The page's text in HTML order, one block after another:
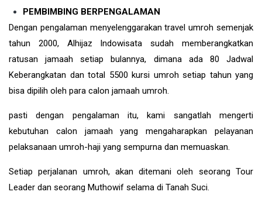
PEMBIMBING BERPENGALAMAN
Dengan pengalaman menyelenggarakan travel umroh semenjak
tahun 2000, Alhijaz Indowisata sudah memberangkatkan
ratusan jamaah setiap bulannya, dimana ada 80 Jadwal
Keberangkatan dan total 5500 kursi umroh setiap tahun yang
bisa dipilih oleh para calon jamaah umroh.
pasti dengan pengalaman itu, kami sangatlah mengerti
kebutuhan calon jamaah yang mengaharapkan pelayanan
pelaksanaan umroh-haji yang sempurna dan memuaskan.
Setiap perjalanan umroh, akan ditemani oleh seorang Tour
Leader dan seorang Muthowif selama di Tanah Suci.